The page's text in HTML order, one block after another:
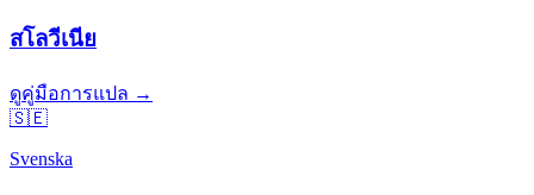
สโลวีเนีย
ดูคู่มือการแปล →
🇸🇪
Svenska